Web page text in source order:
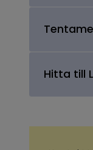
Hitta till